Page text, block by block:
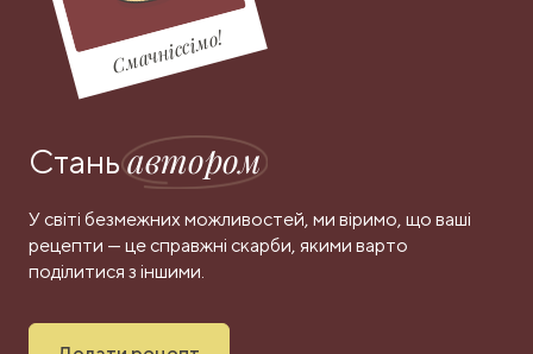
Смачніссімо!
Станьавтором
У світі безмежних можливостей, ми віримо, що ваші
рецепти — це справжні скарби, якими варто
поділитися з іншими.